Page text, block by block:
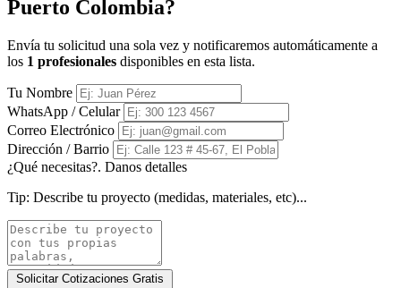
Puerto Colombia?
Envía tu solicitud una sola vez y notificaremos automáticamente a
los 1 profesionales disponibles en esta lista.
Tu Nombre
WhatsApp / Celular
Correo Electrónico
Dirección / Barrio
¿Qué necesitas?. Danos detalles
Tip: Describe tu proyecto (medidas, materiales, etc)...
Solicitar Cotizaciones Gratis